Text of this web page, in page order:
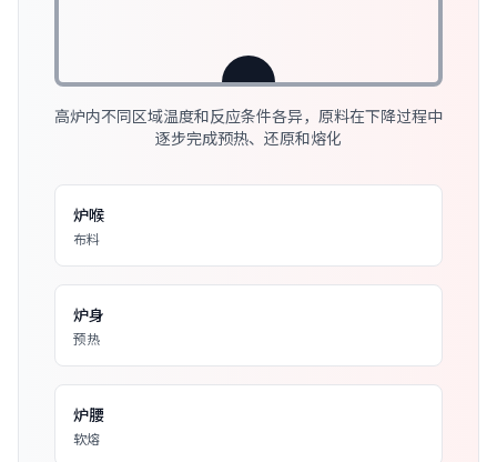
高炉内不同区域温度和反应条件各异，原料在下降过程中
逐步完成预热、还原和熔化
炉喉
布料
炉身
预热
炉腰
软熔